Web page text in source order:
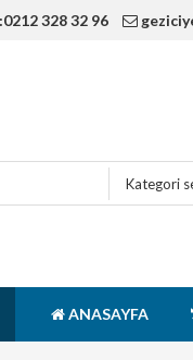
328 32 96
ANASAYFA